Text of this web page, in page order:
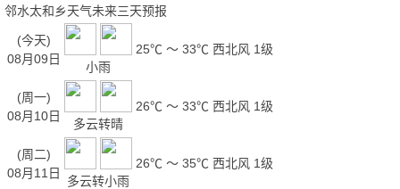
邻水太和乡天气未来三天预报
(今天)
08月09日
小雨
25℃ ～ 33℃ 西北风 1级
(周一)
08月10日
多云转晴
26℃ ～ 33℃ 西北风 1级
(周二)
08月11日
多云转小雨
26℃ ～ 35℃ 西北风 1级